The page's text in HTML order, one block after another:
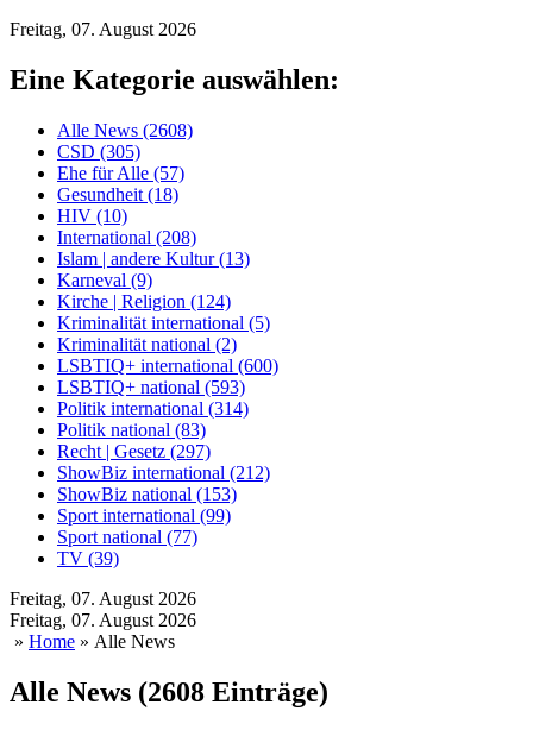
Freitag, 07. August 2026
Eine Kategorie auswählen:
Alle News (2608)
CSD (305)
Ehe für Alle (57)
Gesundheit (18)
HIV (10)
International (208)
Islam | andere Kultur (13)
Karneval (9)
Kirche | Religion (124)
Kriminalität international (5)
Kriminalität national (2)
LSBTIQ+ international (600)
LSBTIQ+ national (593)
Politik international (314)
Politik national (83)
Recht | Gesetz (297)
ShowBiz international (212)
ShowBiz national (153)
Sport international (99)
Sport national (77)
TV (39)
Freitag, 07. August 2026
Freitag, 07. August 2026
» Home » Alle News
Alle News (2608 Einträge)